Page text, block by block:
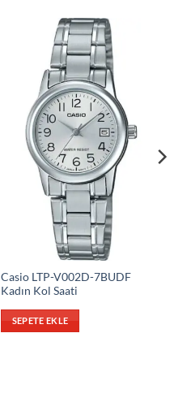
Casio LTP-V002D-7BUDF
Kadın Kol Saati
SEPETE EKLE